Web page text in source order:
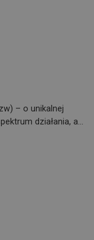
– o unikalnej
działania, a…